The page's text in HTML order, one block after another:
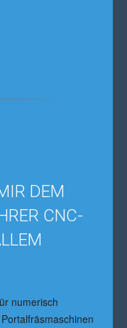
DEM
CNC-
numerisch